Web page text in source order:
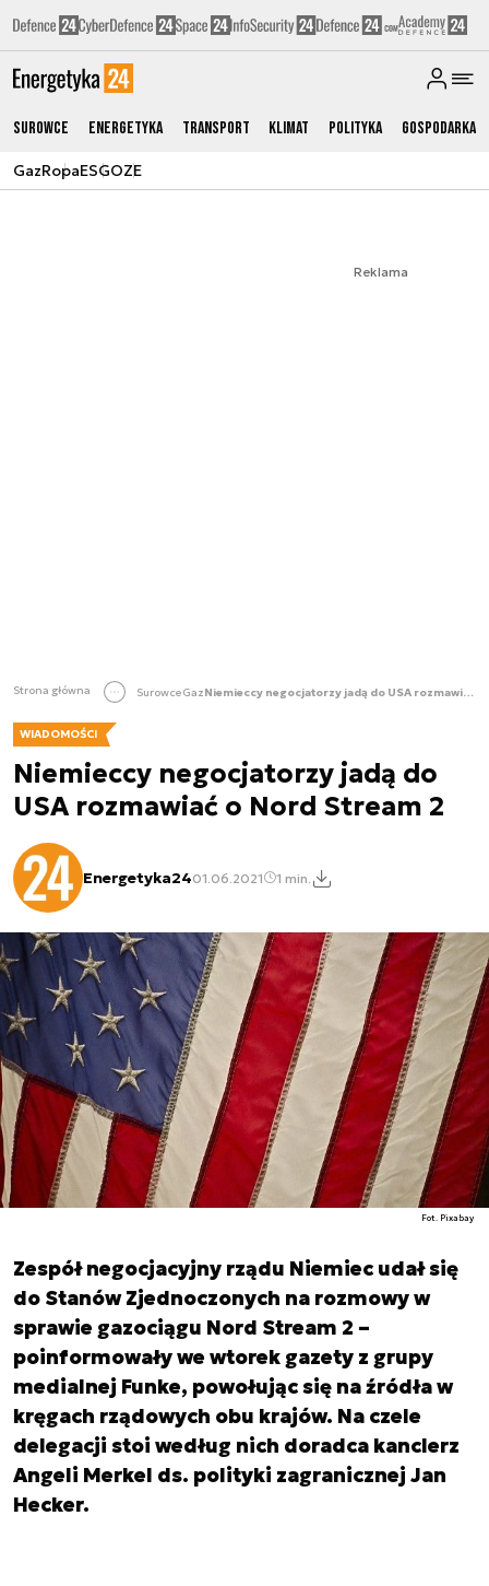
Surowce Energetyka Transport Klimat Polityka Gospodarka
GazRopaESGOZE
Reklama
Strona główna SurowceGaz Niemieccy negocjatorzy jadą do USA rozmawiać o Nord Stream 2
WIADOMOŚCI
Niemieccy negocjatorzy jadą do
USA rozmawiać o Nord Stream 2
Energetyka2401.06.2021 1 min.
Fot. Pixabay
Zespół negocjacyjny rządu Niemiec udał się
do Stanów Zjednoczonych na rozmowy w
sprawie gazociągu Nord Stream 2 –
poinformowały we wtorek gazety z grupy
medialnej Funke, powołując się na źródła w
kręgach rządowych obu krajów. Na czele
delegacji stoi według nich doradca kanclerz
Angeli Merkel ds. polityki zagranicznej Jan
Hecker.